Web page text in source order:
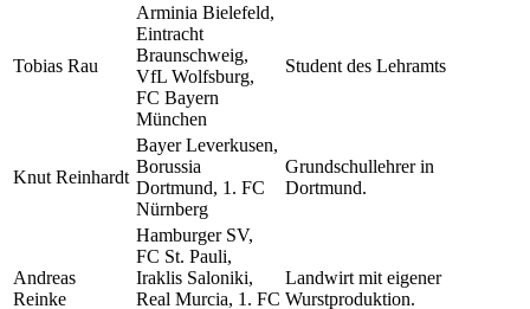
Tobias Rau
Arminia Bielefeld,
Eintracht
Braunschweig,
VfL Wolfsburg,
FC Bayern
München
Student des Lehramts
Knut Reinhardt
Bayer Leverkusen,
Borussia
Dortmund, 1. FC
Nürnberg
Grundschullehrer in
Dortmund.
Andreas
Reinke
Hamburger SV,
FC St. Pauli,
Iraklis Saloniki,
Real Murcia, 1. FC
Landwirt mit eigener
Wurstproduktion.